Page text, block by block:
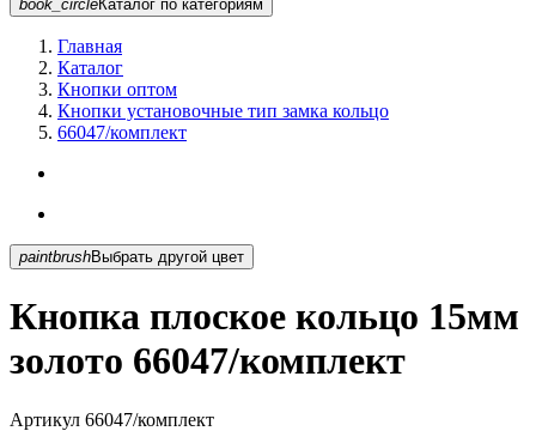
book_circleКаталог по категориям
Главная
Каталог
Кнопки оптом
Кнопки установочные тип замка кольцо
66047/комплект
paintbrush Выбрать другой цвет
Кнопка плоское кольцо 15мм
золото 66047/комплект
Артикул 66047/комплект